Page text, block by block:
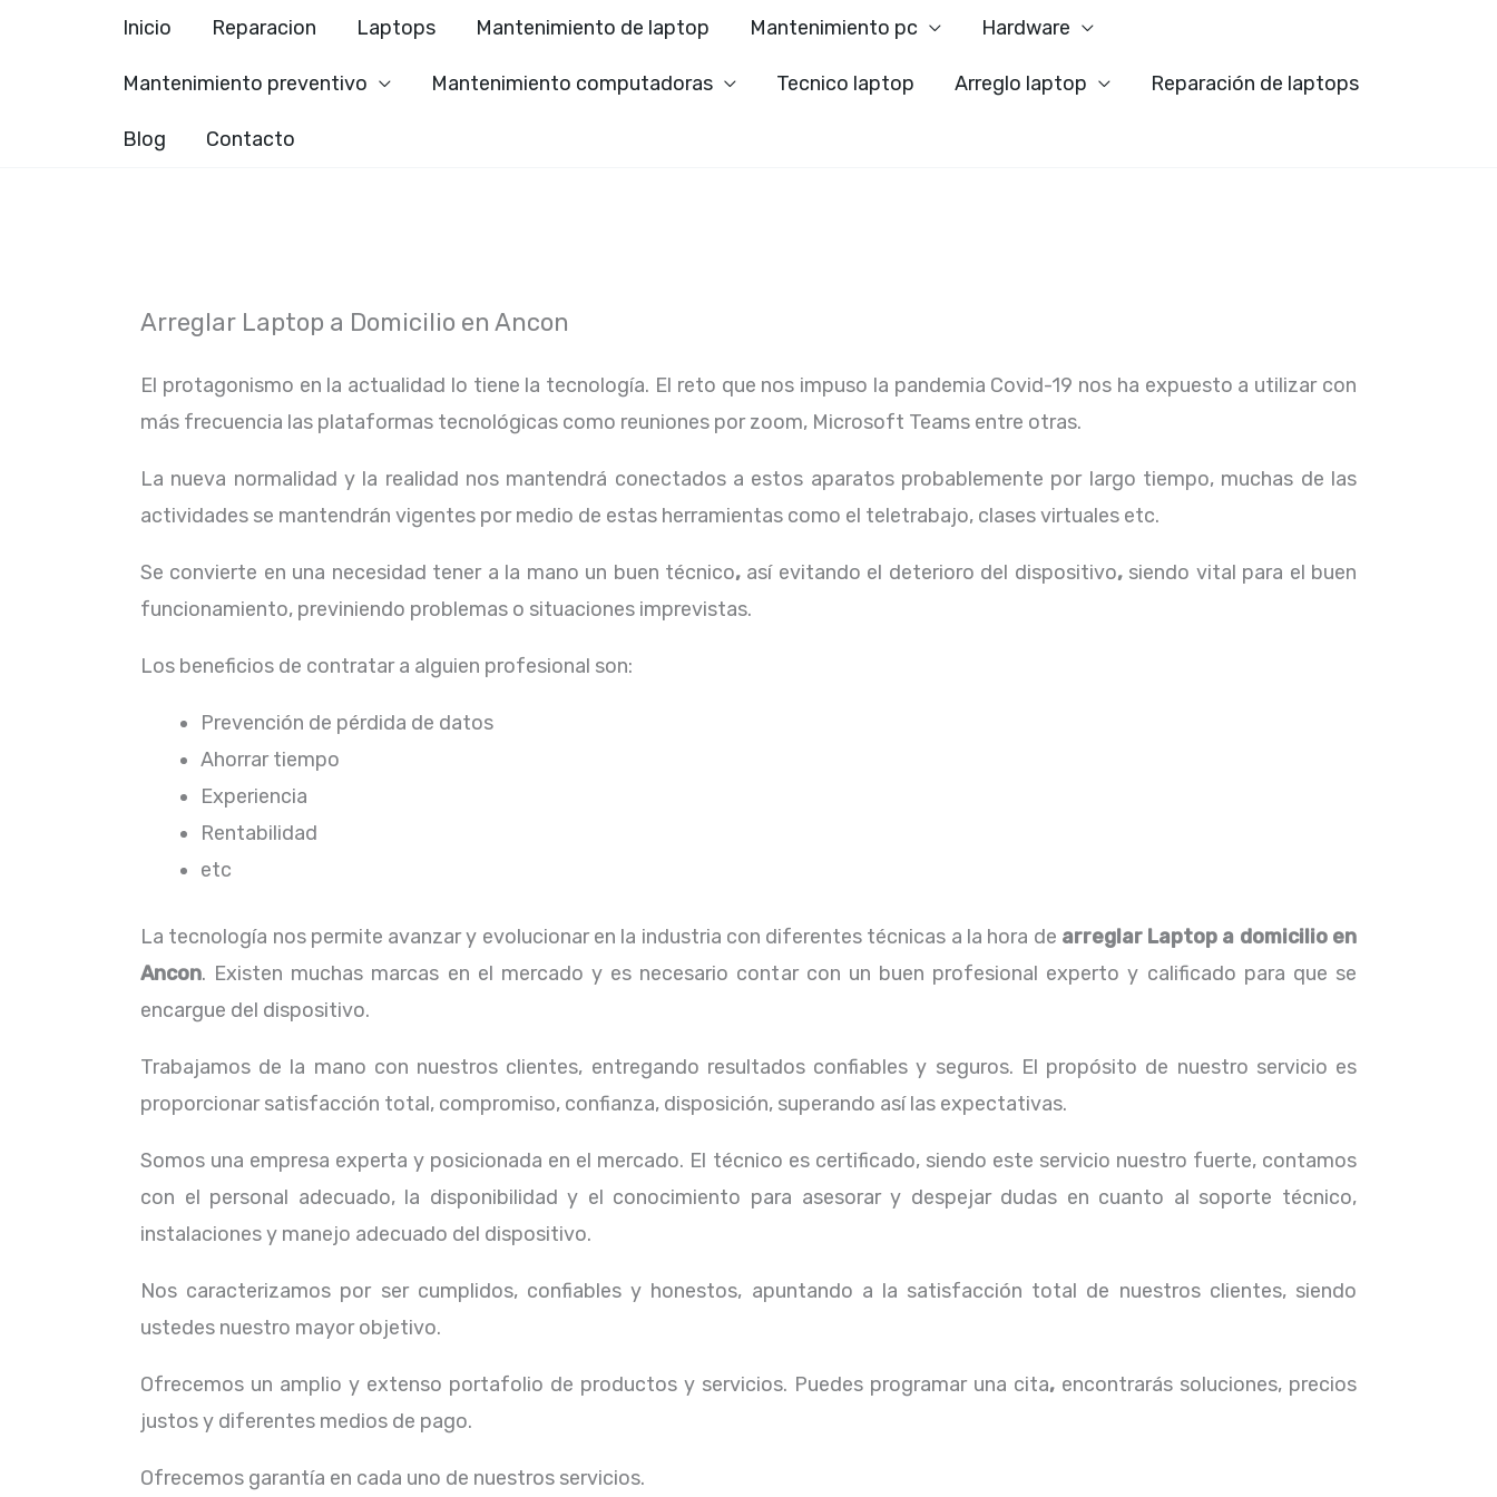
Inicio Reparacion Laptops Mantenimiento de laptop Mantenimiento pc Hardware
Mantenimiento preventivo Mantenimiento computadoras Tecnico laptop Arreglo laptop Reparación de laptops
Blog Contacto
Arreglar Laptop a Domicilio en Ancon
El protagonismo en la actualidad lo tiene la tecnología. El reto que nos impuso la pandemia Covid-19 nos ha expuesto a utilizar con
más frecuencia las plataformas tecnológicas como reuniones por zoom, Microsoft Teams entre otras.
La nueva normalidad y la realidad nos mantendrá conectados a estos aparatos probablemente por largo tiempo, muchas de las
actividades se mantendrán vigentes por medio de estas herramientas como el teletrabajo, clases virtuales etc.
Se convierte en una necesidad tener a la mano un buen técnico, así evitando el deterioro del dispositivo, siendo vital para el buen
funcionamiento, previniendo problemas o situaciones imprevistas.
Los beneficios de contratar a alguien profesional son:
Prevención de pérdida de datos
Ahorrar tiempo
Experiencia
Rentabilidad
etc
La tecnología nos permite avanzar y evolucionar en la industria con diferentes técnicas a la hora de arreglarLaptop a domicilio en
Ancon. Existen muchas marcas en el mercado y es necesario contar con un buen profesional experto y calificado para que se
encargue del dispositivo.
Trabajamos de la mano con nuestros clientes, entregando resultados confiables y seguros. El propósito de nuestro servicio es
proporcionar satisfacción total, compromiso, confianza, disposición, superando así las expectativas.
Somos una empresa experta y posicionada en el mercado. El técnico es certificado, siendo este servicio nuestro fuerte, contamos
con el personal adecuado, la disponibilidad y el conocimiento para asesorar y despejar dudas en cuanto al soporte técnico,
instalaciones y manejo adecuado del dispositivo.
Nos caracterizamos por ser cumplidos, confiables y honestos, apuntando a la satisfacción total de nuestros clientes, siendo
ustedes nuestro mayor objetivo.
Ofrecemos un amplio y extenso portafolio de productos y servicios. Puedes programar una cita, encontrarás soluciones, precios
justos y diferentes medios de pago.
Ofrecemos garantía en cada uno de nuestros servicios.